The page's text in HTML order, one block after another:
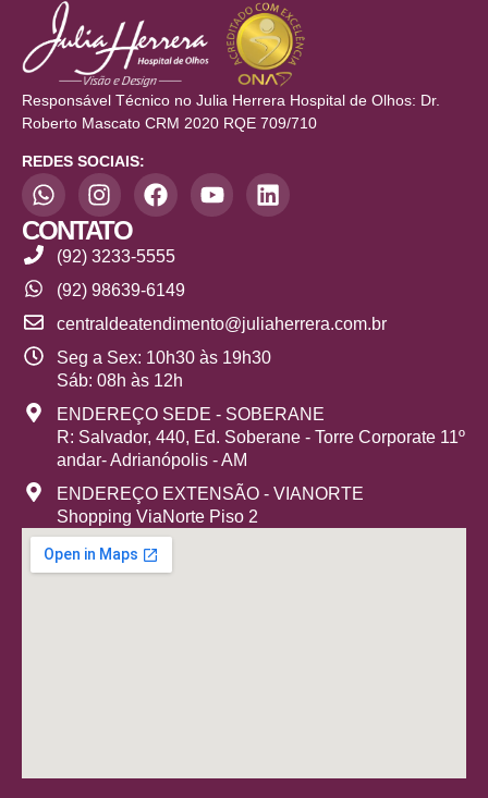
Responsável Técnico no Julia Herrera Hospital de Olhos: Dr.
Roberto Mascato CRM 2020 RQE 709/710
REDES SOCIAIS:
CONTATO
(92) 3233-5555
(92) 98639-6149
centraldeatendimento@juliaherrera.com.br
Seg a Sex: 10h30 às 19h30
Sáb: 08h às 12h
ENDEREÇO SEDE - SOBERANE
R: Salvador, 440, Ed. Soberane - Torre Corporate 11º
andar- Adrianópolis - AM
ENDEREÇO EXTENSÃO - VIANORTE
Shopping ViaNorte Piso 2